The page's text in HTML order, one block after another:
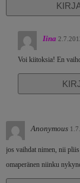
Iina
Voi kiitoksia! En
Anonymous
jos vaihdat nimen, nii pliis
omaperänen niinku